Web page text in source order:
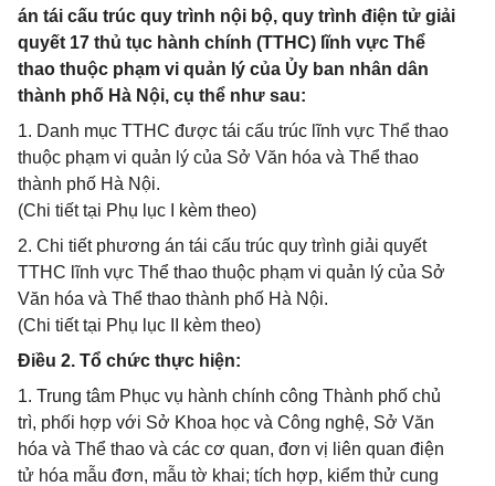
án tái cấu trúc quy trình nội bộ, quy trình điện tử giải
quyết 17 thủ tục hành chính (TTHC) lĩnh vực Thể
thao thuộc phạm vi quản lý của Ủy ban nhân dân
thành phố Hà Nội, cụ thể như sau:
1. Danh mục TTHC được tái cấu trúc lĩnh vực Thể thao
thuộc phạm vi quản lý của Sở Văn hóa và Thể thao
thành phố Hà Nội.
(Chi tiết tại Phụ lục I kèm theo)
2. Chi tiết phương án tái cấu trúc quy trình giải quyết
TTHC lĩnh vực Thể thao thuộc phạm vi quản lý của Sở
Văn hóa và Thể thao thành phố Hà Nội.
(Chi tiết tại Phụ lục II kèm theo)
Điều 2. Tổ chức thực hiện:
1. Trung tâm Phục vụ hành chính công Thành phố chủ
trì, phối hợp với Sở Khoa học và Công nghệ, Sở Văn
hóa và Thể thao và các cơ quan, đơn vị liên quan điện
tử hóa mẫu đơn, mẫu tờ khai; tích hợp, kiểm thử cung